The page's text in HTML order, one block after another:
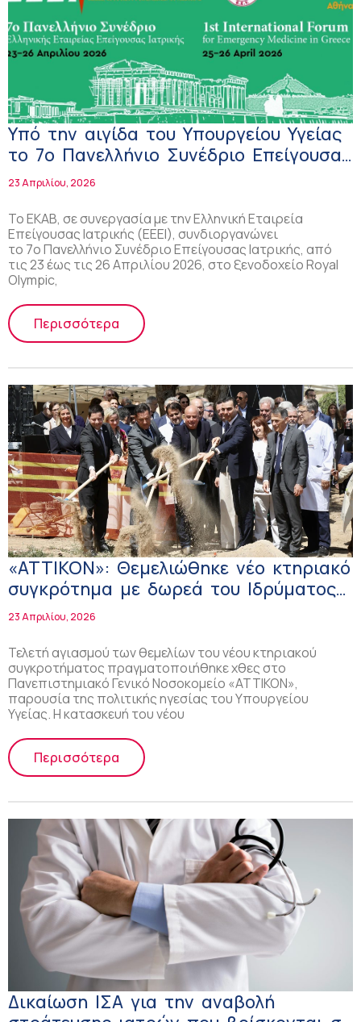
Υπό την αιγίδα του Υπουργείου Υγείας
το 7o Πανελλήνιο Συνέδριο Επείγουσας
Ιατρικής
23 Απριλίου, 2026
Το ΕΚΑΒ, σε συνεργασία με την Ελληνική Εταιρεία
Επείγουσας Ιατρικής (ΕΕΕΙ), συνδιοργανώνει
το 7o Πανελλήνιο Συνέδριο Επείγουσας Ιατρικής, από
τις 23 έως τις 26 Απριλίου 2026, στο ξενοδοχείο Royal
Olympic,
Περισσότερα
«ΑΤΤΙΚΟΝ»: Θεμελιώθηκε νέο κτηριακό
συγκρότημα με δωρεά του Ιδρύματος
Σταύρος Νιάρχος
23 Απριλίου, 2026
Τελετή αγιασμού των θεμελίων του νέου κτηριακού
συγκροτήματος πραγματοποιήθηκε χθες στο
Πανεπιστημιακό Γενικό Νοσοκομείο «ΑΤΤΙΚΟΝ»,
παρουσία της πολιτικής ηγεσίας του Υπουργείου
Υγείας. Η κατασκευή του νέου
Περισσότερα
Δικαίωση ΙΣΑ για την αναβολή